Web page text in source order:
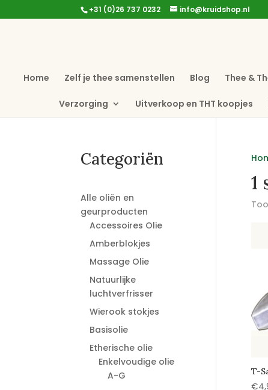
+31 (0)26 737 0232 info@kruidshop.nl
Home Zelf je thee samenstellen Blog Thee &
Verzorging Uitverkoop en THT koopjes
1
T-
€
Categoriën
Alle oliën en
geurproducten
Accessoires Olie
Amberblokjes
Massage Olie
Natuurlijke
luchtverfrisser
Wierook stokjes
Basisolie
Etherische olie
Enkelvoudige olie
A-G